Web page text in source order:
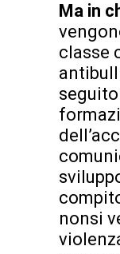
Ma in
classe
nonsi